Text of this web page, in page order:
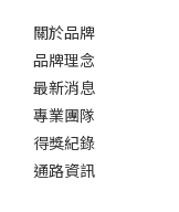
關於品牌
品牌理念
最新消息
專業團隊
得獎紀錄
通路資訊